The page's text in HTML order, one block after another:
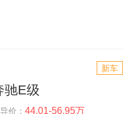
新车
驰E级
价： 44.01-56.95万